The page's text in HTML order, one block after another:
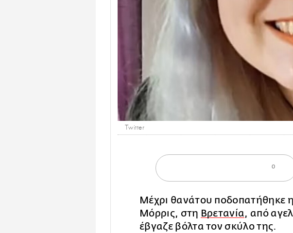
Twitter
0
Μέχρι θανάτου ποδοπατήθηκε
Μόρρις, στη Βρετανία, από
έβγαζε βόλτα τον σκύλο της.